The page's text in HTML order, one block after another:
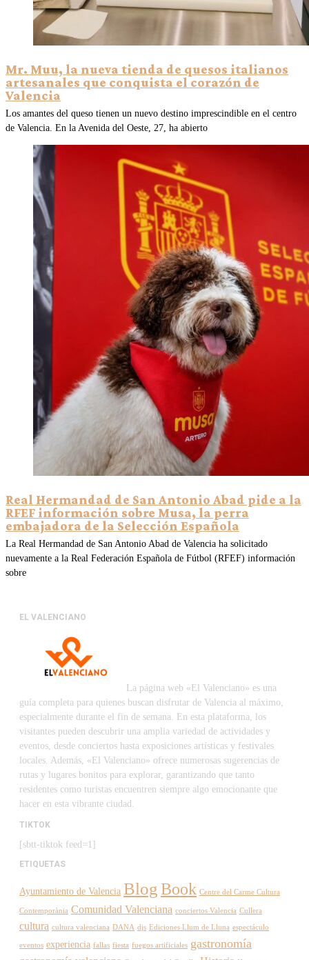
Mr. Muu, la nueva tienda de quesos italianos
artesanales que conquista el corazón de
Valencia
Los amantes del queso tienen un nuevo destino imprescindible en el centro
de Valencia. En la Avenida del Oeste, 27, ha abierto
Real Hermandad de San Antonio Abad pide a la
RFEF información sobre Musa, la perra
embajadora de la Selección Española
La Real Hermandad de San Antonio Abad de Valencia ha solicitado
nuevamente a la Real Federación Española de Fútbol (RFEF) información
sobre
EL VALENCIANO
La página web «El Valenciano» es una
guía completa para quienes buscan disfrutar de Valencia al máximo,
especialmente durante el fin de semana. En esta plataforma, los
visitantes pueden descubrir una amplia variedad de actividades y
eventos, desde conciertos hasta exposiciones artísticas y festivales
locales. Además, «El Valenciano» ofrece numerosas sugerencias de
rutas y lugares bonitos para explorar, garantizando que tanto
residentes como turistas encuentren siempre algo emocionante que
hacer en esta vibrante ciudad.
TIKTOK
[sbtt-tiktok feed=1]
ETIQUETAS
Ayuntamiento de Valencia BlogBook Centre del Carme Cultura
Contemporània Comunidad Valenciana conciertos Valencia Cullera
cultura cultura valenciana DANA djs Ediciones Llum de Lluna espectáculo
eventos experiencia fallas fiesta fuegos artificiales gastronomía